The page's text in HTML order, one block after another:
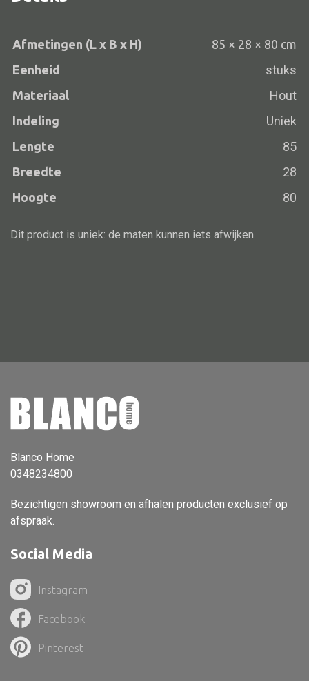
Alle deco
Vaas
Schaal
Alle textiel
Kussen
Tapijt
Kelim
Alle bouwmateriaal
Bed
Alle oosterse meubels
Afmetingen (L x B x H)
85 × 28 × 80 cm
Eenheid
stuks
Materiaal Hout
Indeling Uniek
Lengte 85
Breedte 28
Hoogte 80
Dit product is uniek: de maten kunnen iets afwijken.
Blanco Home
0348234800
Bezichtigen showroom en afhalen producten exclusief op
afspraak.
Social Media
Instagram
Facebook
Pinterest